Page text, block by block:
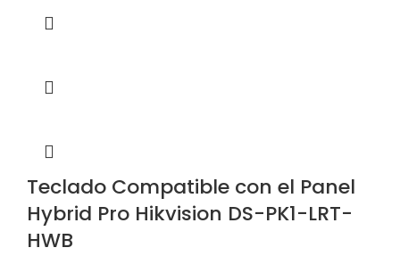
Teclado Compatible con el Panel
Hybrid Pro Hikvision DS-PK1-LRT-
HWB